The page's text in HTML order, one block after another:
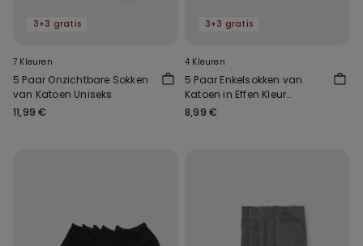
3+3 gratis
7 Kleuren
5 Paar Onzichtbare Sokken
van Katoen Uniseks
11,99 €
3+3 gratis
4 Kleuren
5 Paar Enkelsokken van
Katoen in Effen Kleur
Uniseks
8,99 €